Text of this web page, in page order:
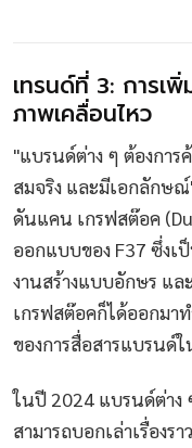
เทรนด์ที่ 3: การเ
ภาพเคลื่อนไหว
"แบรนด์ต่าง ๆ ต้องกา
สมจริง และมีเอกลักษ
ดันแคน เกรฟสต๊อค
ออกแบบของ F37 ซึ่งเ
งานสร้างแบบอักษร แล
เกรฟสต๊อคก็ได้ออกมา
ของการสื่อสารแบรนด์
ในปี 2024 แบรนด์ต่าง
สามารถบอกเล่าเรื่อง